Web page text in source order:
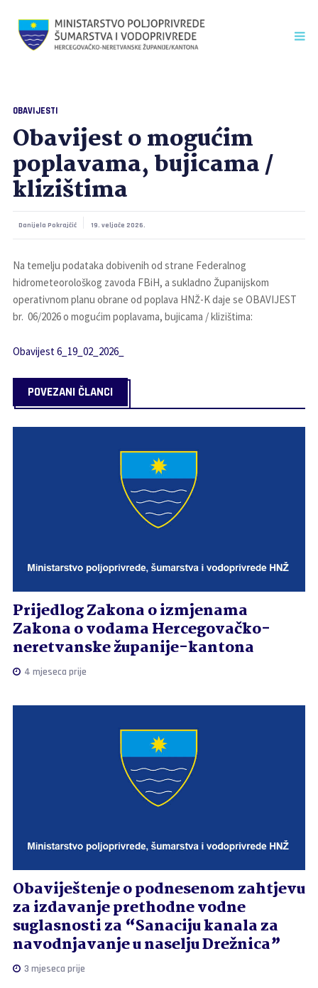
OBAVIJESTI
Obavijest o mogućim
poplavama, bujicama /
klizištima
Danijela Pokrajčić 19. veljače 2026.
Na temelju podataka dobivenih od strane Federalnog
hidrometeorološkog zavoda FBiH, a sukladno Županijskom
operativnom planu obrane od poplava HNŽ-K daje se OBAVIJEST
br. 06/2026 o mogućim poplavama, bujicama / klizištima:
Obavijest 6_19_02_2026_
POVEZANI ČLANCI
Prijedlog Zakona o izmjenama
Zakona o vodama Hercegovačko-
neretvanske županije-kantona
4 mjeseca prije
Obaviještenje o podnesenom zahtjevu
za izdavanje prethodne vodne
suglasnosti za “Sanaciju kanala za
navodnjavanje u naselju Drežnica”
3 mjeseca prije